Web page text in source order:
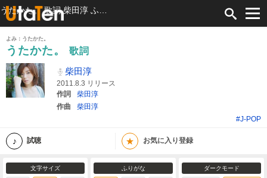
よみ：うたかた。
うたかた。
歌詞
柴田淳
2011.8.3 リリース
作詞
柴田淳
作曲
柴田淳
#J-POP
試聴 ★ お気に入り登録
文字サイズ ふりがな ダークモード